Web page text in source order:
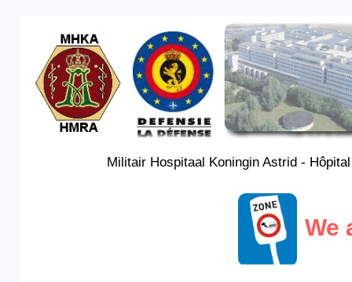
Militair Hospitaal Koningin Astrid -
We